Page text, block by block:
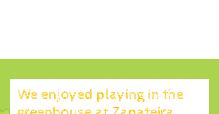
We enjoyed playing in the